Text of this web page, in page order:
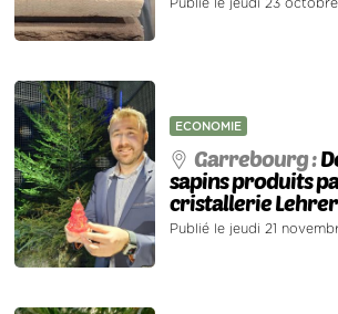
Publié le jeudi 23
ECONOMIE
Garrebourg :
sapins produits
cristallerie Lehrer
Publié le jeudi 21